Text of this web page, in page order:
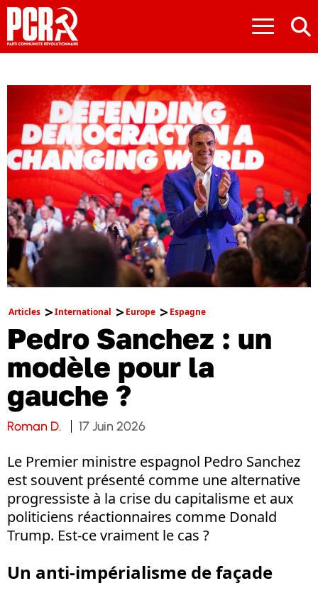
≡
Articles International Europe Espagne
Pedro Sanchez : un
modèle pour la
gauche ?
Roman D. 17 Juin 2026
Le Premier ministre espagnol Pedro Sanchez
est souvent présenté comme une alternative
progressiste à la crise du capitalisme et aux
politiciens réactionnaires comme Donald
Trump. Est-ce vraiment le cas ?
Un anti-impérialisme de façade